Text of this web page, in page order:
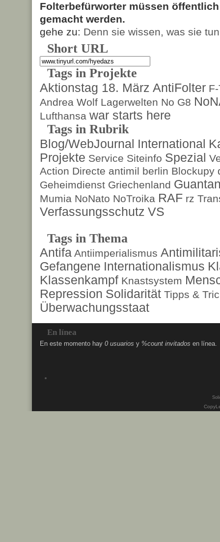
Folterbefürworter müssen
gemacht werden.
gehe zu: Denn sie wissen, was sie tun
Short URL
Tags in Projekte
Aktionstag 18. März AntiFolter
Andrea Wolf Lagerwelten No G8
Lufthansa war starts here
Tags in Rubrik
Blog/WebJournal International
Projekte Service Siteinfo Spezial
Action Directe antimil berlin Blockupy
Geheimdienst Griechenland
Mumia NoNato NoTroika RAF rz
Verfassungsschutz VS
Tags in Thema
Antifa Antiimperialismus
Gefangene Internationalismus
Klassenkampf Knastsystem
Repression Solidarität Tipps &
Überwachungsstaat
En línea
En este momento hay 0 usuarios y %count invitados en línea.